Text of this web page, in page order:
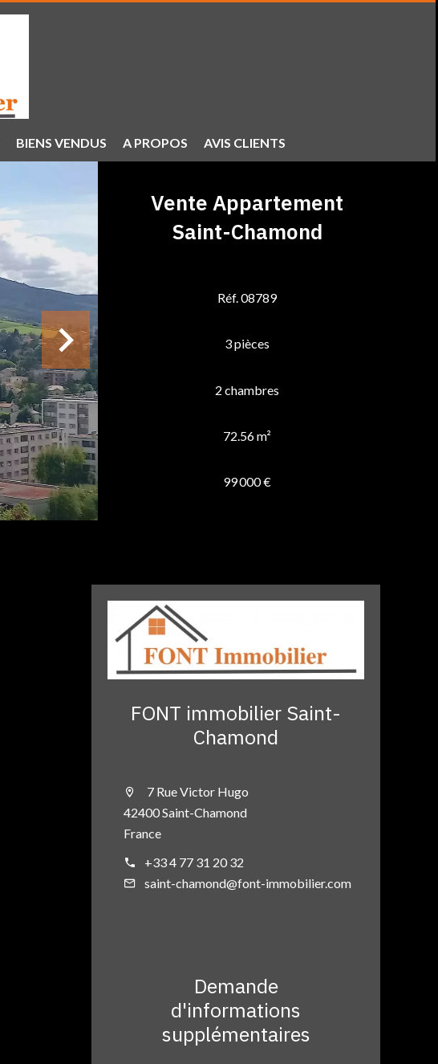
BIENS VENDUS A PROPOS AVIS CLIENTS
Vente Appartement
Saint-Chamond
Réf. 08789
3 pièces
2 chambres
72.56 m²
99 000 €
FONT immobilier Saint-
Chamond
7 Rue Victor Hugo
42400 Saint-Chamond
France
+33 4 77 31 20 32
saint-chamond@font-immobilier.com
Demande
d'informations
supplémentaires